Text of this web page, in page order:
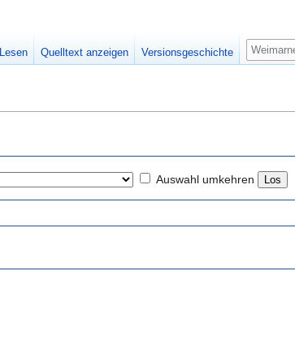
Auswahl umkehren
Lesen Quelltext anzeigen Versionsgeschichte
Suche